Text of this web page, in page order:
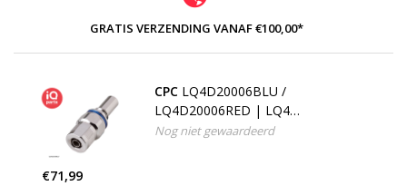
GRATIS VERZENDING VANAF €100,00*
CPC LQ4D20006BLU /
LQ4D20006RED | LQ4
Insteeknippel | PTF Klemring 9,5
Nog niet gewaardeerd
€71,99